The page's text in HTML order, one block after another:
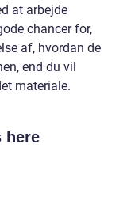
at arbejde
chancer for,
af, hvordan de
end du vil
materiale.
here